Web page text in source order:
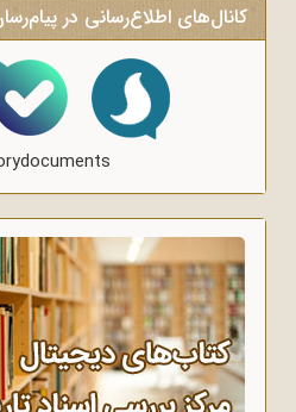
کانال‌های اطلاع‌رسانی در